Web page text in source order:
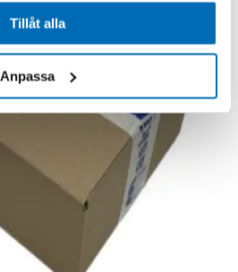
Tillåt alla
Anpassa